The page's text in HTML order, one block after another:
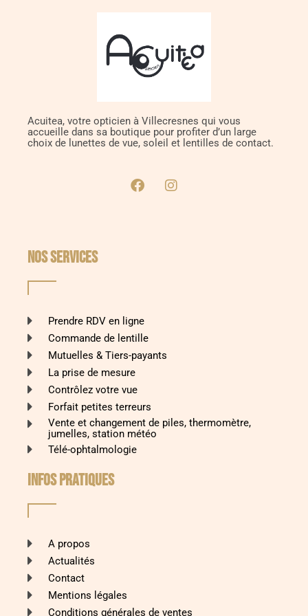
Acuitea, votre opticien à Villecresnes qui vous
accueille dans sa boutique pour profiter d’un large
choix de lunettes de vue, soleil et lentilles de contact.
NOS SERVICES
Prendre RDV en ligne
Commande de lentille
Mutuelles & Tiers-payants
La prise de mesure
Contrôlez votre vue
Forfait petites terreurs
Vente et changement de piles, thermomètre,
jumelles, station météo
Télé-ophtalmologie
INFOS PRATIQUES
A propos
Actualités
Contact
Mentions légales
Conditions générales de ventes